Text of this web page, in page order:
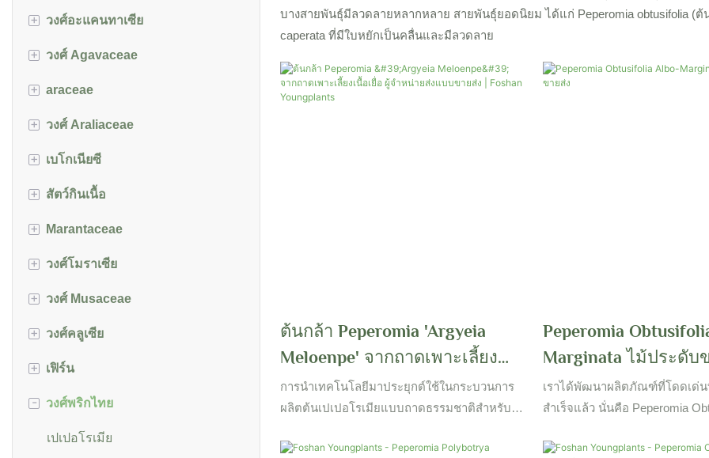
+ วงศ์อะแคนทาเซีย
Aphelandra
ฟิตโทเนีย
+ วงศ์ Agavaceae
cordyline
ดราก้อนบอล
Sansevieria
+ araceae
aglaonema
อเลาเซีย/colocasia
ปูนขาว
บอน
ไดเฟนบาเคีย
homalomena
มอนสเตอร์
philodendron
บ่อ
ชิสมาโตกลอตติส
+ วงศ์ Araliaceae
Schefflera
+ เบโกเนียซี
บีโกเนีย
+ สัตว์กินเนื้อ
หม้อข้าวหม้อแกงลิง
+ Marantaceae
คาลาเทีย
Ctenanthe&amp;Marantochloa&
+ วงศ์โมราเซีย
ต้นไทร
+ วงศ์ Musaceae
มูซา
เอนเซเต้
+ วงศ์คลูเซีย
คลูเซีย
+ เฟิร์น
แอสพลีเนียม
วงศ์เบเลคนาซี
- วงศ์พริกไทย
เปเปอโรเมีย
บางสายพันธุ์มีลวดลายหลากหลาย สายพันธุ์ยอดนิยม ได้แก่ Peperomia obtusifolia (
caperata ที่มีใบหยักเป็นคลื่นและมีลวดลาย
ต้นกล้า Peperomia 'Argyeia
Meloenpe' จากถาดเพาะเลี้ยง
เนื้อเยื่อ ผู้จำหน่ายส่งแบบขายส่ง
| Foshan Youngplants
การนำเทคโนโลยีมาประยุกต์ใช้ในกระบวนการ
ผลิตต้นเปเปอโรเมียแบบถาดธรรมชาติสำหรับนำ
ยิ่ง ผลิตภัณฑ์นี้ได้รับการยอมรับอย่างกว้างขวาง
Peperomia
Marginata ไม้ประดับ
เราได้พัฒนาผลิตภัณฑ์ที่โดดเด่น
สำเร็จแล้ว นั่นคือ Peperomia
จีน เราได้ทำการทดลองเชิงปฏิบั